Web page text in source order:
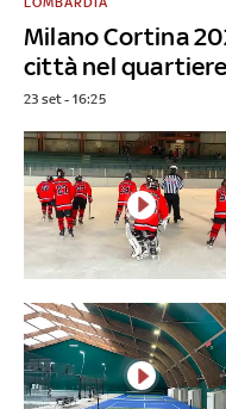
Milano Cortina
città nel
23 set - 16:25